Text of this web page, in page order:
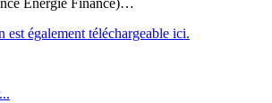
Energie Finance)…
est également téléchargeable ici.